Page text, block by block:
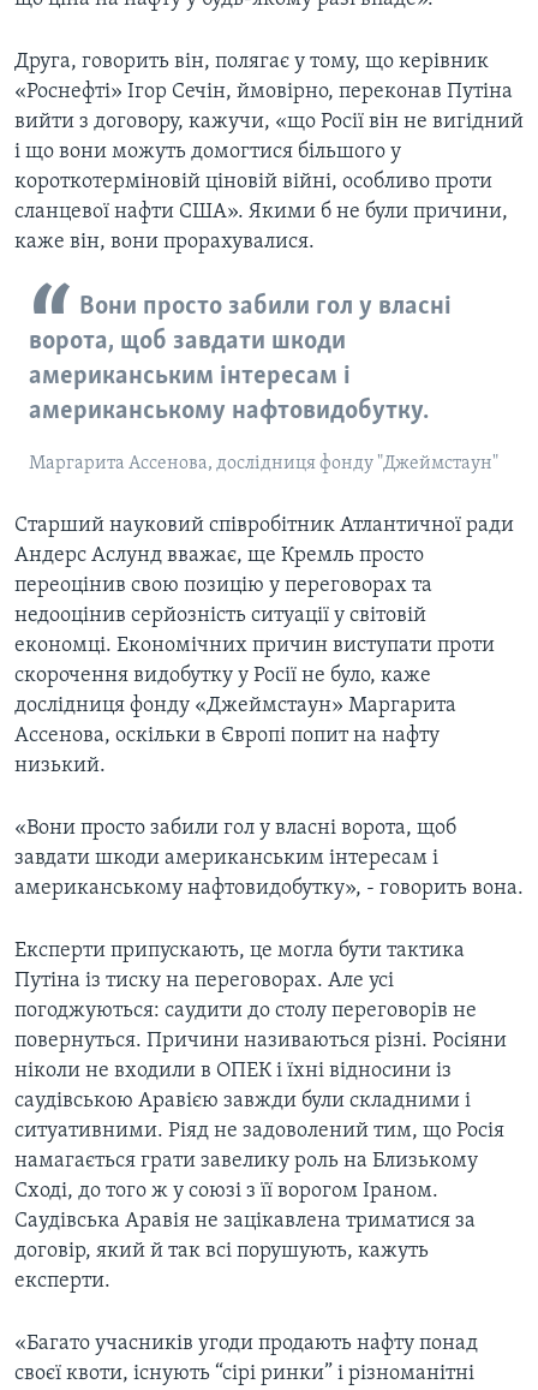
Друга, говорить він, полягає у тому, що керівник
«Роснефті» Ігор Сечін, ймовірно, переконав Путіна
вийти з договору, кажучи, «що Росії він не вигідний
і що вони можуть домогтися більшого у
короткотерміновій ціновій війні, особливо проти
сланцевої нафти США». Якими б не були причини,
каже він, вони прорахувалися.
Вони просто забили гол у власні
ворота, щоб завдати шкоди
американським інтересам і
американському нафтовидобутку.
Маргарита Ассенова, дослідниця фонду "Джеймстаун"
Старший науковий співробітник Атлантичної ради
Андерс Аслунд вважає, ще Кремль просто
переоцінив свою позицію у переговорах та
недооцінив серйозність ситуації у світовій
економці. Економічних причин виступати проти
скорочення видобутку у Росії не було, каже
дослідниця фонду «Джеймстаун» Маргарита
Ассенова, оскільки в Європі попит на нафту
низький.
«Вони просто забили гол у власні ворота, щоб
завдати шкоди американським інтересам і
американському нафтовидобутку», - говорить вона.
Експерти припускають, це могла бути тактика
Путіна із тиску на переговорах. Але усі
погоджуються: саудити до столу переговорів не
повернуться. Причини називаються різні. Росіяни
ніколи не входили в ОПЕК і їхні відносини із
саудівською Аравією завжди були складними і
ситуативними. Ріяд не задоволений тим, що Росія
намагається грати завелику роль на Близькому
Сході, до того ж у союзі з її ворогом Іраном.
Саудівська Аравія не зацікавлена триматися за
договір, який й так всі порушують, кажуть
експерти.
«Багато учасників угоди продають нафту понад
своєї квоти, існують “сірі ринки” і різноманітні